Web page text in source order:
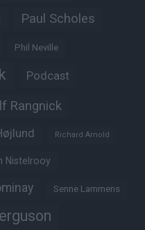
Paul Scholes
Phil Neville
Podcast
Rangnick
Richard Arnold
Nistelrooy
Senne Lammens